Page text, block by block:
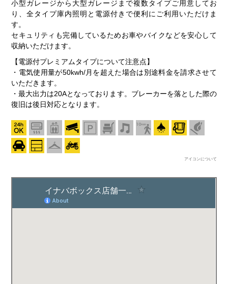
小型ガレージから大型ガレージまで複数タイプご用意してお
り、全タイプ庫内照明と電源付きで便利にご利用いただけま
す。
セキュリティも完備しているためお車やバイクなどを安心して
収納いただけます。
【電源付プレミアムタイプについて注意点】
・電気使用量が50kwh/月を超えた場合は別途料金を請求させて
いただきます。
・最大出力は20Aとなっております。ブレーカーを落とした際の
復旧は後日対応となります。
アイコンについて